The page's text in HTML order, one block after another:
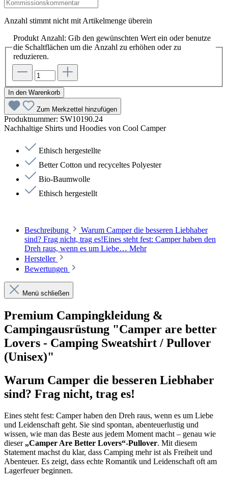
Anzahl stimmt nicht mit Artikelmenge überein
Produkt Anzahl: Gib den gewünschten Wert ein oder benutze
die Schaltflächen um die Anzahl zu erhöhen oder zu
reduzieren.
In den Warenkorb
Zum Merkzettel hinzufügen
Produktnummer: SW10190.24
Nachhaltige Shirts und Hoodies von Cool Camper
Ethisch hergestellte
Better Cotton und recyceltes Polyester
Bio-Baumwolle
Ethisch hergestellt
Beschreibung
Warum Camper die besseren Liebhaber
sind? Frag nicht, trag es!Eines steht fest: Camper haben den
Dreh raus, wenn es um Liebe… Mehr
Hersteller
Bewertungen
Menü schließen
Premium Campingkleidung &
Campingausrüstung "Camper are better
Lovers - Camping Sweatshirt / Pullover
(Unisex)"
Warum Camper die besseren Liebhaber
sind? Frag nicht, trag es!
Eines steht fest: Camper haben den Dreh raus, wenn es um Liebe
und Leidenschaft geht. Sie sind spontan, abenteuerlustig und
wissen, wie man das Beste aus jedem Moment macht – genau wie
dieser „Camper Are Better Lovers“-Pullover. Mit diesem
Statement machst du klar, dass Camping mehr ist als Freiheit und
Abenteuer. Es zeigt, dass echte Romantik und Leidenschaft oft am
Lagerfeuer beginnen.